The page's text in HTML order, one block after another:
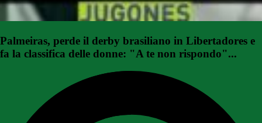
Palmeiras, perde il derby brasiliano in Libertadores e
fa la classifica delle donne: "A te non rispondo"...